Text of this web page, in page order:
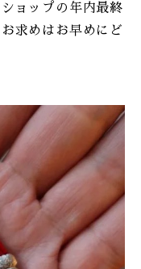
ョップの年内最終
求めはお早めにど